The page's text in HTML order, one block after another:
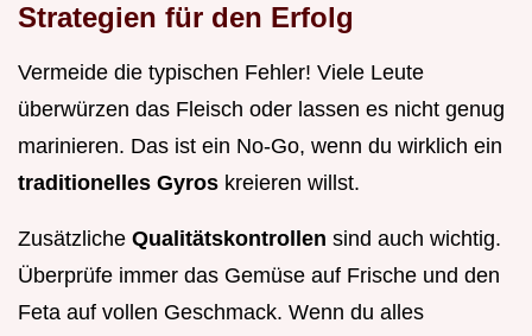
Strategien für den Erfolg
Vermeide die typischen Fehler! Viele Leute
überwürzen das Fleisch oder lassen es nicht genug
marinieren. Das ist ein No-Go, wenn du wirklich ein
traditionelles Gyros kreieren willst.
Zusätzliche Qualitätskontrollen sind auch wichtig.
Überprüfe immer das Gemüse auf Frische und den
Feta auf vollen Geschmack. Wenn du alles